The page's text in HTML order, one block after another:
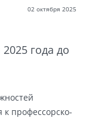
02 октября 2025
года до
к профессорско-